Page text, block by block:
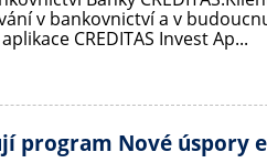
v bankovnictví a v
CREDITAS Invest Ap...
program Nové úspory